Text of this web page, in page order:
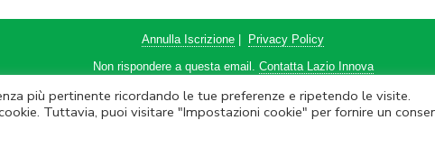
più pertinente ricordando le tue preferenze e ripetendo le visite.
Tuttavia, puoi visitare "Impostazioni cookie" per fornire un
Annulla Iscrizione
Privacy Policy
Non rispondere a questa email. Contatta Lazio Innova
Innova SpA – Via dell’Amba Aradam, 9 – 00184 Roma – Tel. 06.60.51.60 – P.IVA